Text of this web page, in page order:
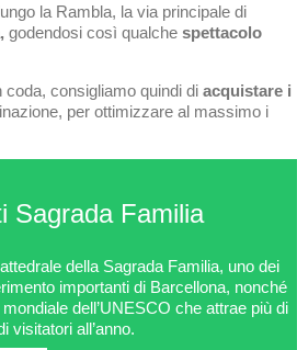
la Rambla, la via principale di
godendosi così qualche spettacolo
coda, consigliamo quindi di acquistare i
per ottimizzare al massimo i
Sagrada Familia
della Sagrada Familia, uno dei
importanti di Barcellona, nonché
dell’UNESCO che attrae più di
visitatori all’anno.